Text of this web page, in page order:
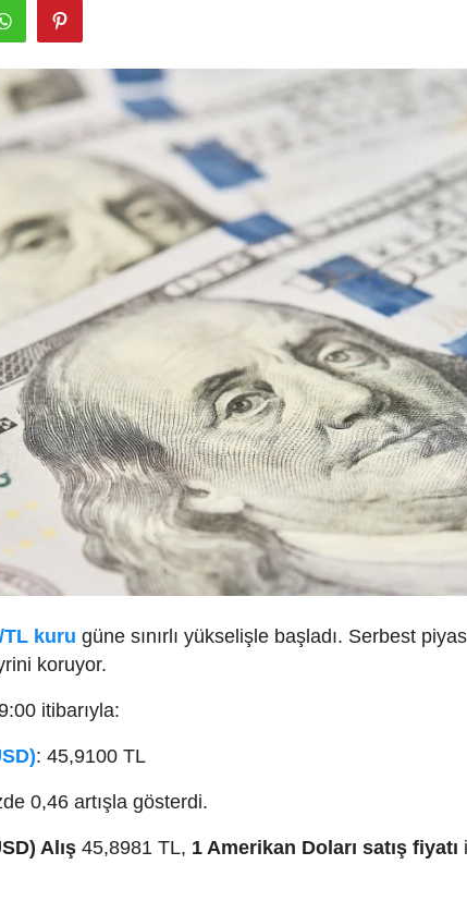
TL kuru güne sınırlı yükselişle başladı. Serbest
koruyor.
itibarıyla:
: 45,9100 TL
0,46 artışla gösterdi.
Alış 45,8981 TL, 1 Amerikan Doları satış fiyatı